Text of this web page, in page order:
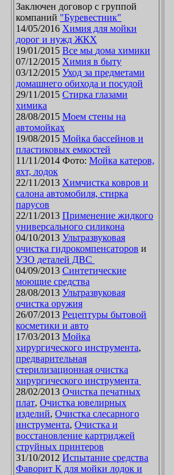
Заключен договор с группой
компаний "Буревестник"
14/05/2016 Химия для мойки
дорог и нужд ЖКХ
19/01/2015
Все мы дома химики
07/12/2015 Химия в быту
03/12/2015 Уход за предметами
домашнего обихода и посудой
29/11/2015 Стирка глазами
химика
28/08/2015 Моем стены на
автомойках
19/08/2015 Мойка бассейнов и
пластиковых емкостей
11/11/2014 Фото: Мойка катеров,
яхт, лодок
22/11/2013 Химчистка ковров и
салона автомобиля, стирка
парусов
22/11/2013 Применение жидкого
универсального силикона
04/10/2013 Ультразвуковая
очистка гидрокомпенсаторов и
УЗО деталей ДВС
04/09/2013 Синтетические
моющие средства
28/08/2013 Ультразвуковая
очистка оружия
26/07/2013 Рецептуры бытовой
косметики и авто
17/03/2013 Мойка
хирургического инструмента,
предварительная
стерилизационная очистка
хирургического инструмента
28/02/2013 Очистка печатных
плат, Очистка ювелирных
изделий, Очистка слесарного
инструмента, Очистка и
восстановление картриджей
струйных принтеров
31/10/2012 Испытание средства
Фаворит К для мойки лодок и